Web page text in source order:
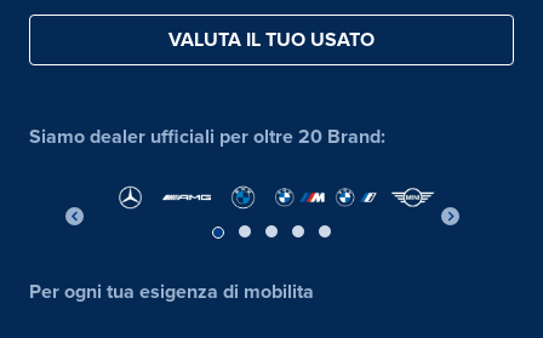
VALUTA IL TUO USATO
Siamo dealer ufficiali per oltre 20 Brand:
Per ogni tua esigenza di mobilita